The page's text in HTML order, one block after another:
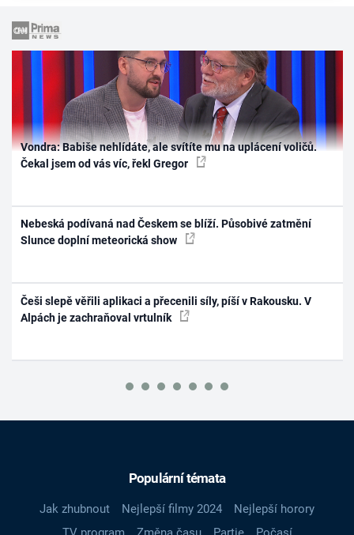
Vondra: Babiše nehlídáte, ale svítíte mu na uplácení voličů.
Čekal jsem od vás víc, řekl Gregor
Nebeská podívaná nad Českem se blíží. Působivé zatmění
Slunce doplní meteorická show
Češi slepě věřili aplikaci a přecenili síly, píší v Rakousku. V
Alpách je zachraňoval vrtulník
Populární témata
Jak zhubnout Nejlepší filmy 2024
Nejlepší horory